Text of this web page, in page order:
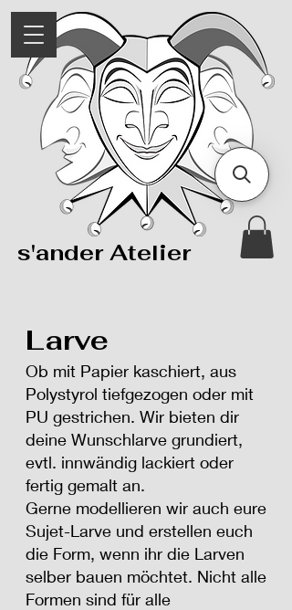
s'ander Atelier
Larve
Ob mit Papier kaschiert, aus
Polystyrol tiefgezogen oder mit
PU gestrichen. Wir bieten dir
deine Wunschlarve grundiert,
evtl. innwändig lackiert oder
fertig gemalt an.
Gerne modellieren wir auch eure
Sujet-Larve und erstellen euch
die Form, wenn ihr die Larven
selber bauen möchtet. Nicht alle
Formen sind für alle